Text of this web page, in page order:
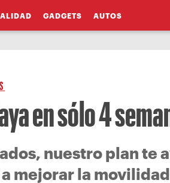
GADGETS AUTOS
en sólo 4
nuestro plan te
mejorar la